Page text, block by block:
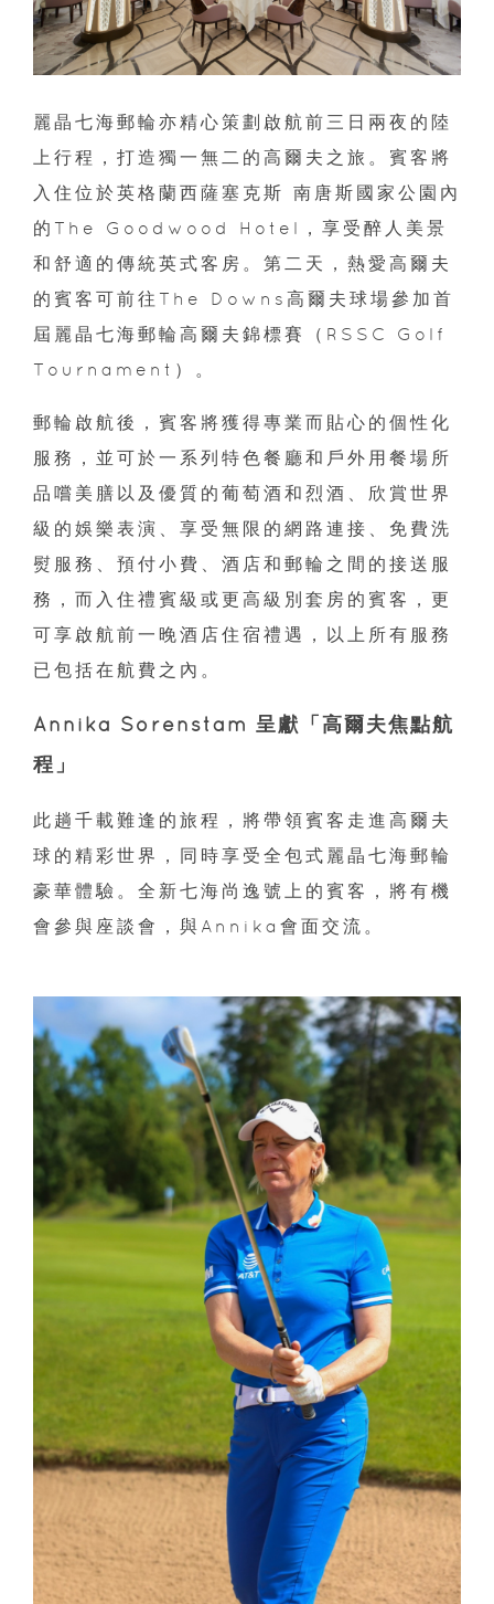
麗晶七海郵輪亦精心策劃啟航前三日兩夜的陸
上行程，打造獨一無二的高爾夫之旅。賓客將
入住位於英格蘭西薩塞克斯 南唐斯國家公園內
的The Goodwood Hotel，享受醉人美景
和舒適的傳統英式客房。第二天，熱愛高爾夫
的賓客可前往The Downs高爾夫球場參加首
屆麗晶七海郵輪高爾夫錦標賽（RSSC Golf
Tournament）。
郵輪啟航後，賓客將獲得專業而貼心的個性化
服務，並可於一系列特色餐廳和戶外用餐場所
品嚐美膳以及優質的葡萄酒和烈酒、欣賞世界
級的娛樂表演、享受無限的網路連接、免費洗
熨服務、預付小費、酒店和郵輪之間的接送服
務，而入住禮賓級或更高級別套房的賓客，更
可享啟航前一晚酒店住宿禮遇，以上所有服務
已包括在航費之內。
Annika Sörenstam 呈獻「高爾夫焦點航
程」
此趟千載難逢的旅程，將帶領賓客走進高爾夫
球的精彩世界，同時享受全包式麗晶七海郵輪
豪華體驗。全新七海尚逸號上的賓客，將有機
會參與座談會，與Annika會面交流。